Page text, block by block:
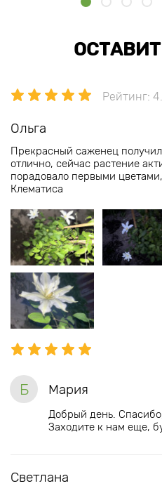
Рейтинг:
Ольга
Прекрасный саженец
отлично, сейчас растение
порадовало первыми
Клематиса
Б Мария
Добрый день.
Заходите к нам еще,
Светлана